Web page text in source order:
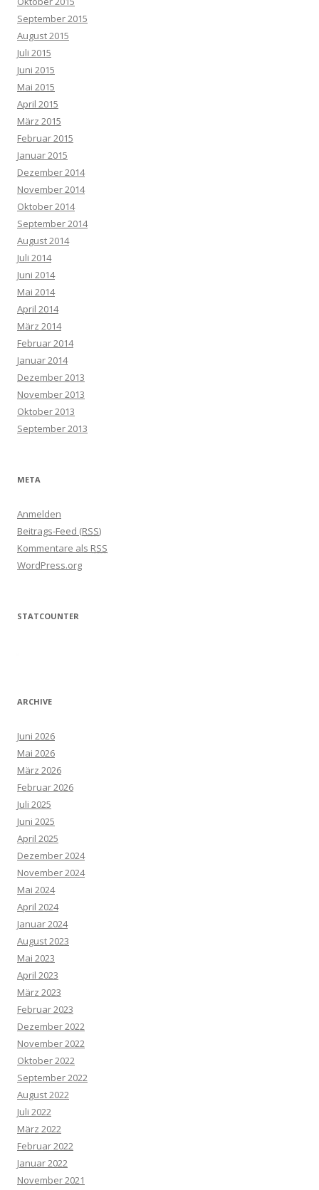
September 2015
August 2015
Juli 2015
Juni 2015
Mai 2015
April 2015
März 2015
Februar 2015
Januar 2015
Dezember 2014
November 2014
Oktober 2014
September 2014
August 2014
Juli 2014
Juni 2014
Mai 2014
April 2014
März 2014
Februar 2014
Januar 2014
Dezember 2013
November 2013
Oktober 2013
September 2013
META
Anmelden
Beitrags-Feed (RSS)
Kommentare als RSS
WordPress.org
STATCOUNTER
ARCHIVE
Juni 2026
Mai 2026
März 2026
Februar 2026
Juli 2025
Juni 2025
April 2025
Dezember 2024
November 2024
Mai 2024
April 2024
Januar 2024
August 2023
Mai 2023
April 2023
März 2023
Februar 2023
Dezember 2022
November 2022
Oktober 2022
September 2022
August 2022
Juli 2022
März 2022
Februar 2022
Januar 2022
November 2021